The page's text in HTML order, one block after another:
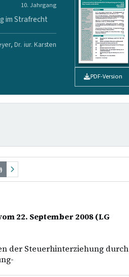
10. Jahrgang
im Strafrecht
Dr. iur. Karsten
PDF-Version
22. September 2008 (LG
der Steuerhinterziehung durch